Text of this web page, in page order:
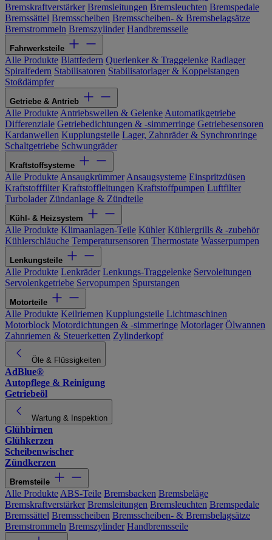
Bremskraftverstärker Bremsleitungen Bremsleuchten Bremspedale
Bremssättel Bremsscheiben Bremsscheiben- & Bremsbelagsätze
Bremstrommeln Bremszylinder Handbremsseile
Fahrwerksteile
Alle Produkte Blattfedern Querlenker & Traggelenke Radlager
Spiralfedern Stabilisatoren Stabilisatorlager & Koppelstangen
Stoßdämpfer
Getriebe & Antrieb
Alle Produkte Antriebswellen & Gelenke Automatikgetriebe
Differenziale Getriebedichtungen & -simmerringe Getriebesensoren
Kardanwellen Kupplungsteile Lager, Zahnräder & Synchronringe
Schaltgetriebe Schwungräder
Kraftstoffsysteme
Alle Produkte Ansaugkrümmer Ansaugsysteme Einspritzdüsen
Kraftstofffilter Kraftstoffleitungen Kraftstoffpumpen Luftfilter
Turbolader Zündanlage & Zündteile
Kühl- & Heizsystem
Alle Produkte Klimaanlagen-Teile Kühler Kühlergrills & -zubehör
Kühlerschläuche Temperatursensoren Thermostate Wasserpumpen
Lenkungsteile
Alle Produkte Lenkräder Lenkungs-Traggelenke Servoleitungen
Servolenkgetriebe Servopumpen Spurstangen
Motorteile
Alle Produkte Keilriemen Kupplungsteile Lichtmaschinen
Motorblock Motordichtungen & -simmeringe Motorlager Ölwannen
Zahnriemen & Steuerketten Zylinderkopf
Öle & Flüssigkeiten
AdBlue®
Autopflege & Reinigung
Getriebeöl
Wartung & Inspektion
Glühbirnen
Glühkerzen
Scheibenwischer
Zündkerzen
Bremsteile
Alle Produkte ABS-Teile Bremsbacken Bremsbeläge
Bremskraftverstärker Bremsleitungen Bremsleuchten Bremspedale
Bremssättel Bremsscheiben Bremsscheiben- & Bremsbelagsätze
Bremstrommeln Bremszylinder Handbremsseile